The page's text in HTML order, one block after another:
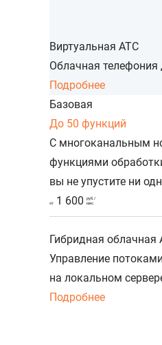
Виртуальная АТС
Облачная телефония
Подробнее
Базовая
До 50 функций
С многоканальным
функциями
вы не упустите ни
от 1 600
руб./
мес.
Гибридная облачная
Управление
на локальном
Подробнее